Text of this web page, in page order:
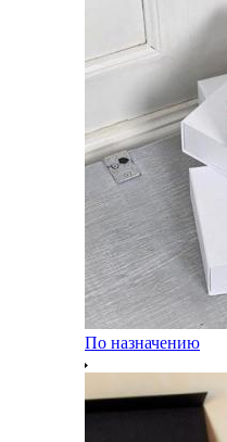
По назначению